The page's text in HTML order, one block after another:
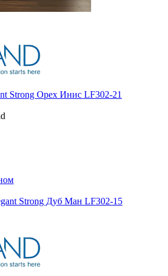
Strong Орех Инис LF302-21